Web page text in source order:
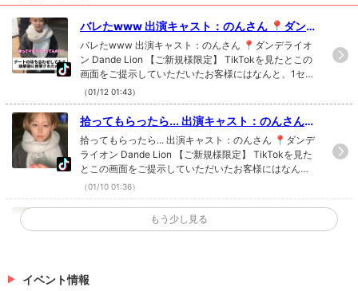
バレたwww 出演キャスト：のんさん 📍ダンデ
ライオン Dande Lion 【ご新規様限定】 TikTo
kを見たとこの画面をご提示していただいたお
客様にはなんと、1セット50分7000円ボッキ
リ！！ さらにボトル1本サービス！！是非、ご
ャバ嬢 #神戸 #三宮
バレたwww 出演キャスト：のんさん 📍ダンデライオ
ン Dande Lion 【ご新規様限定】 TikTokを見たとこの
画面をご提示していただいたお客様にはなんと、1セッ
ト50分7000円ボッキリ！！ さらにボトル1本サービ
ス！！是非、ご来店お待ちしております！✨ #キャバ
クラ #キャバ嬢 #神戸 #三宮 TikTokで記事を開くTHE
す❤
（01/12 01:43）
拾ってもらったら... 出演キャスト：のんさん
📍ダンデライオン Dande Lion 【ご新規様限
定】 TikTokを見たとこの画面をご提示してい
ただいたお客様にはなんと、1セット50分700
0円ボッキリ！！ さらにボトル1本サービ
ス！！是非、ご来店お待ちしております！✨ #
キャバクラ #キャバ嬢 #神戸 #三宮
拾ってもらったら... 出演キャスト：のんさん 📍ダンデ
ライオン Dande Lion 【ご新規様限定】 TikTokを見た
とこの画面をご提示していただいたお客様にはなん
と、1セット50分7000円ボッキリ！！ さらにボトル1
本サービス！！是非、ご来店お待ちしております！✨
#キャバクラ #キャバ嬢 #神戸 #三宮 TikTokで記事を開
くTHE LOUNGEのTikTokのフォローといいね！もお願
（01/10 01:36）
やっぱり？😂 出演キャスト：のんさん 📍ダン
デライオン Dande Lion 【ご新規様限定】 TikT
リ！！ さらにボトル1本サービス！！是非、ご
やっぱり？😂 出演キャスト：のんさん 📍ダンデライ
ット50分7000円ボッキリ！！ さらにボトル1本サービ
（01/08 21:27）
もう少し見る
イベント情報